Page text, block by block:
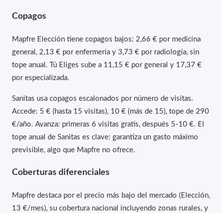
Copagos
Mapfre Elección tiene copagos bajos: 2,66 € por medicina
general, 2,13 € por enfermería y 3,73 € por radiología, sin
tope anual. Tú Eliges sube a 11,15 € por general y 17,37 €
por especializada.
Sanitas usa copagos escalonados por número de visitas.
Accede: 5 € (hasta 15 visitas), 10 € (más de 15), tope de 290
€/año. Avanza: primeras 6 visitas gratis, después 5-10 €. El
tope anual de Sanitas es clave: garantiza un gasto máximo
previsible, algo que Mapfre no ofrece.
Coberturas diferenciales
Mapfre destaca por el precio más bajo del mercado (Elección,
13 €/mes), su cobertura nacional incluyendo zonas rurales, y